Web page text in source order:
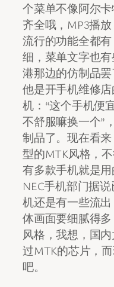
个菜单不像阿尔
齐全哦，MP3播
流行的功能全都
细，菜单文字也
港那边的仿制品
他是开手机维修
机：“这个手机便
不舒服嘛换一个”
制品了。现在看
型的MTK风格，
有多款手机就是
NEC手机部门据
机还是有一些流
体画面要细腻得
风格，我想，国
过MTK的芯片，
吧。